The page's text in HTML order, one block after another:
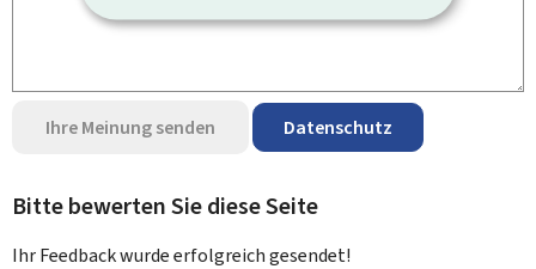
Ihre Meinung senden Datenschutz
Bitte bewerten Sie diese Seite
Ihr Feedback wurdeerfolgreichgesendet!